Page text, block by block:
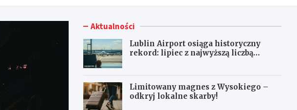
Aktualności
Lublin Airport osiąga historyczny
rekord: lipiec z najwyższą liczbą
Limitowany magnes z Wysokiego –
odkryj lokalne skarby!